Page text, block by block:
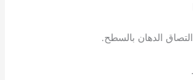
الدهان بالسطح.